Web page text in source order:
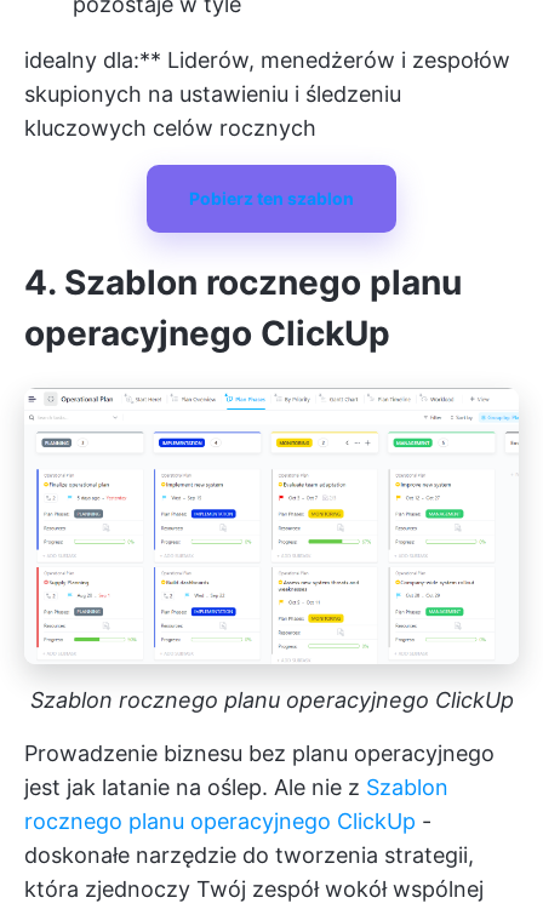
idealny dla:** Liderów, menedżerów i zespołów
skupionych na ustawieniu i śledzeniu
kluczowych celów rocznych
Pobierz ten szablon
4. Szablon rocznego planu
operacyjnego ClickUp
Szablon rocznego planu operacyjnego ClickUp
Prowadzenie biznesu bez planu operacyjnego
jest jak latanie na oślep. Ale nie z Szablon
rocznego planu operacyjnego ClickUp -
doskonałe narzędzie do tworzenia strategii,
która zjednoczy Twój zespół wokół wspólnej